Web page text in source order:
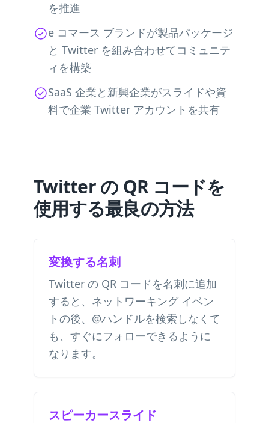
を推進
e コマース ブランドが製品パッケージ
と Twitter を組み合わせてコミュニテ
ィを構築
SaaS 企業と新興企業がスライドや資
料で企業 Twitter アカウントを共有
Twitter の QR コードを
使用する最良の方法
変換する名刺
Twitter の QR コードを名刺に追加
すると、ネットワーキング イベン
トの後、@ハンドルを検索しなくて
も、すぐにフォローできるように
なります。
スピーカースライド